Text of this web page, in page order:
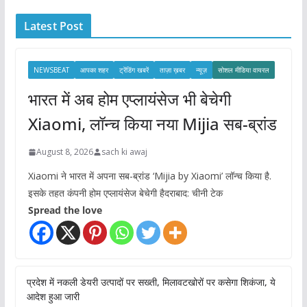
Latest Post
NEWSBEAT आपका शहर ट्रेंडिंग खबरें ताज़ा ख़बर न्यूज़ सोशल मीडिया वायरल
भारत में अब होम एप्लायंसेज भी बेचेगी
Xiaomi, लॉन्च किया नया Mijia सब-ब्रांड
August 8, 2026 sach ki awaj
Xiaomi ने भारत में अपना सब-ब्रांड ‘Mijia by Xiaomi’ लॉन्च किया है.
इसके तहत कंपनी होम एप्लायंसेज बेचेगी हैदराबाद: चीनी टेक
Spread the love
प्रदेश में नकली डेयरी उत्पादों पर सख्ती, मिलावटखोरों पर कसेगा शिकंजा, ये
आदेश हुआ जारी